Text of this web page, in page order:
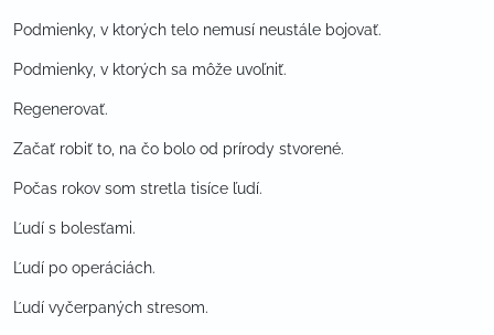
Podmienky, v ktorých telo nemusí neustále bojovať.
Podmienky, v ktorých sa môže uvoľniť.
Regenerovať.
Začať robiť to, na čo bolo od prírody stvorené.
Počas rokov som stretla tisíce ľudí.
Ľudí s bolesťami.
Ľudí po operáciách.
Ľudí vyčerpaných stresom.